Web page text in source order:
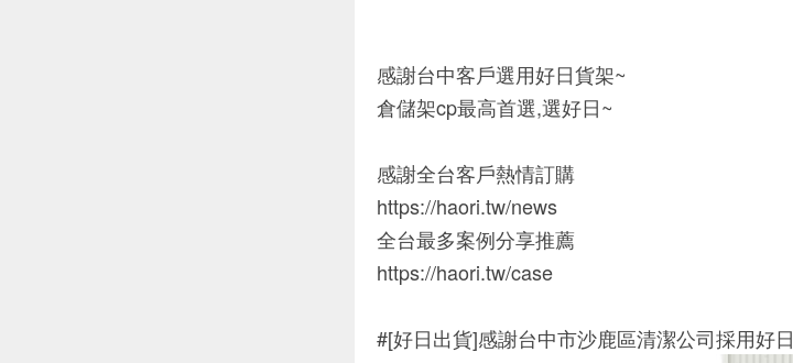
感謝台中客戶選用好日貨架~
倉儲架cp最高首選,選好日~
感謝全台客戶熱情訂購
https://haori.tw/news
全台最多案例分享推薦
https://haori.tw/case
#[好日出貨]感謝台中市沙鹿區清潔公司採用好